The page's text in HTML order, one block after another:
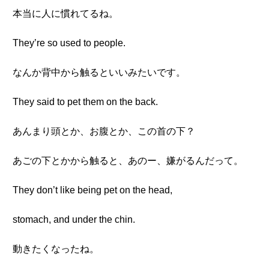
本当に人に慣れてるね。
They’re so used to people.
なんか背中から触るといいみたいです。
They said to pet them on the back.
あんまり頭とか、お腹とか、この首の下？
あごの下とかから触ると、あのー、嫌がるんだって。
They don’t like being pet on the head,
stomach, and under the chin.
動きたくなったね。